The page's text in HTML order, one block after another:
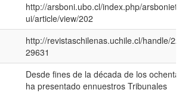
http://arsboni.ubo.cl/index.php/
ui/article/view/202
http://revistaschilenas.uchile.cl/handle/
29631
Desde fines de la década de los ochenta
ha presentado ennuestros Tribunales